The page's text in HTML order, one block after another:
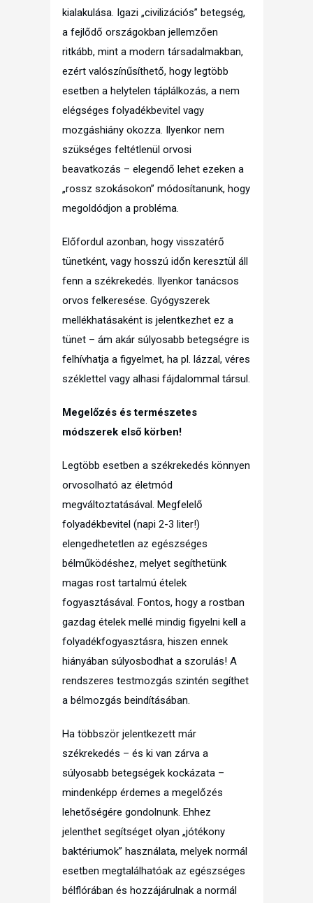
kialakulása. Igazi „civilizációs” betegség,
a fejlődő országokban jellemzően
ritkább, mint a modern társadalmakban,
ezért valószínűsíthető, hogy legtöbb
esetben a helytelen táplálkozás, a nem
elégséges folyadékbevitel vagy
mozgáshiány okozza. Ilyenkor nem
szükséges feltétlenül orvosi
beavatkozás – elegendő lehet ezeken a
„rossz szokásokon” módosítanunk, hogy
megoldódjon a probléma.
Előfordul azonban, hogy visszatérő
tünetként, vagy hosszú időn keresztül áll
fenn a székrekedés. Ilyenkor tanácsos
orvos felkeresése. Gyógyszerek
mellékhatásaként is jelentkezhet ez a
tünet – ám akár súlyosabb betegségre is
felhívhatja a figyelmet, ha pl. lázzal, véres
széklettel vagy alhasi fájdalommal társul.
Megelőzés és természetes
módszerek első körben!
Legtöbb esetben a székrekedés könnyen
orvosolható az életmód
megváltoztatásával. Megfelelő
folyadékbevitel (napi 2-3 liter!)
elengedhetetlen az egészséges
bélműködéshez, melyet segíthetünk
magas rost tartalmú ételek
fogyasztásával. Fontos, hogy a rostban
gazdag ételek mellé mindig figyelni kell a
folyadékfogyasztásra, hiszen ennek
hiányában súlyosbodhat a szorulás! A
rendszeres testmozgás szintén segíthet
a bélmozgás beindításában.
Ha többször jelentkezett már
székrekedés – és ki van zárva a
súlyosabb betegségek kockázata –
mindenképp érdemes a megelőzés
lehetőségére gondolnunk. Ehhez
jelenthet segítséget olyan „jótékony
baktériumok” használata, melyek normál
esetben megtalálhatóak az egészséges
bélflórában és hozzájárulnak a normál